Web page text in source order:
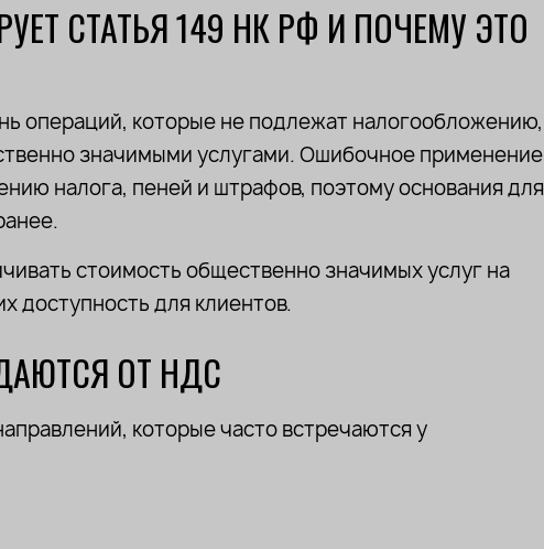
СТАТЬЯ 149 НК РФ И ПОЧЕМУ ЭТО
операций, которые не подлежат налогообложению,
значимыми услугами. Ошибочное применение
налога, пеней и штрафов, поэтому основания для
стоимость общественно значимых услуг на
доступность для клиентов.
ОТ НДС
которые часто встречаются у